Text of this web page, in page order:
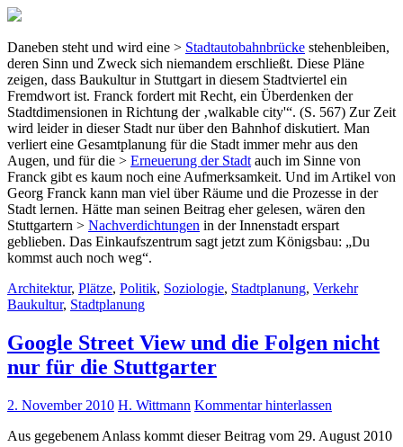
Daneben steht und wird eine > Stadtautobahnbrücke stehenbleiben,
deren Sinn und Zweck sich niemandem erschließt. Diese Pläne
zeigen, dass Baukultur in Stuttgart in diesem Stadtviertel ein
Fremdwort ist. Franck fordert mit Recht, ein Überdenken der
Stadtdimensionen in Richtung der ‚walkable city'“. (S. 567) Zur Zeit
wird leider in dieser Stadt nur über den Bahnhof diskutiert. Man
verliert eine Gesamtplanung für die Stadt immer mehr aus den
Augen, und für die > Erneuerung der Stadtauch im Sinne von
Franck gibt es kaum noch eine Aufmerksamkeit. Und im Artikel von
Georg Franck kann man viel über Räume und die Prozesse in der
Stadt lernen. Hätte man seinen Beitrag eher gelesen, wären den
Stuttgartern > Nachverdichtungen in der Innenstadt erspart
geblieben. Das Einkaufszentrum sagt jetzt zum Königsbau: „Du
kommst auch noch weg“.
Architektur, Plätze, Politik, Soziologie, Stadtplanung, Verkehr
Baukultur, Stadtplanung
Google Street View und die Folgen nicht
nur für die Stuttgarter
2. November 2010 H. Wittmann Kommentar hinterlassen
Aus gegebenem Anlass kommt dieser Beitrag vom 29. August 2010